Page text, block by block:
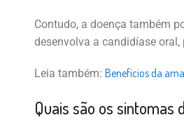
Contudo, a doença também
desenvolva a candidíase
Leia também: Benefícios da
Quais são os sintomas